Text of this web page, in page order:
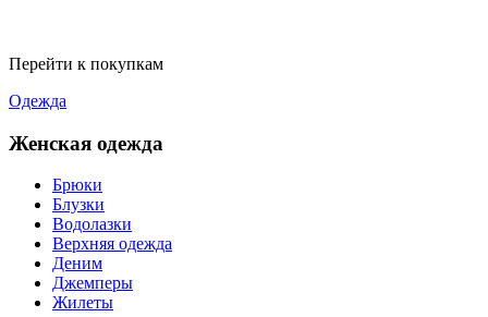
Перейти к покупкам
Одежда
Женская одежда
Брюки
Блузки
Водолазки
Верхняя одежда
Деним
Джемперы
Жилеты